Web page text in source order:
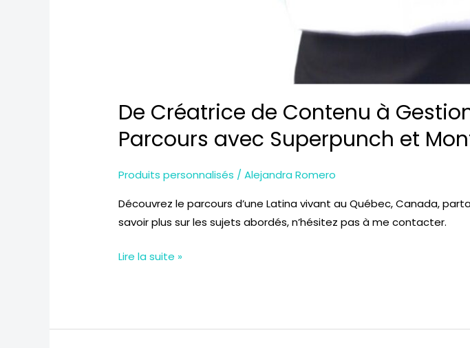
De Créatrice de Contenu à
Parcours avec Superpunch et
Produits personnalisés /Alejandra Romero
Découvrez le parcours d’une Latina vivant au Québec, Canada,
savoir plus sur les sujets abordés, n’hésitez pas à me contacter.
Lire la suite »